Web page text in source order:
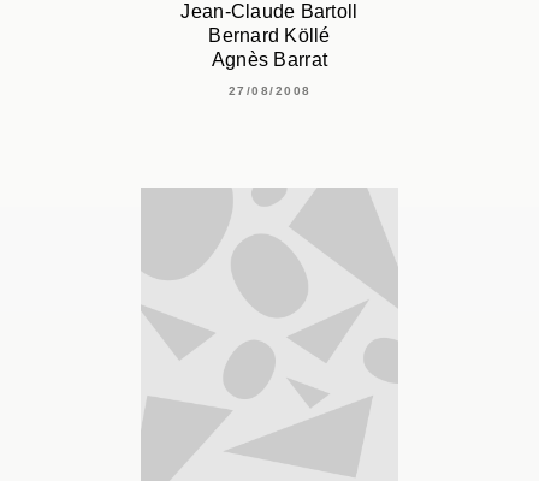
Jean-Claude Bartoll
Bernard Köllé
Agnès Barrat
27/08/2008